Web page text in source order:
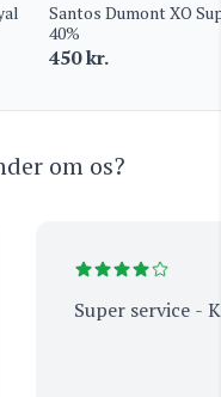
Santos Dumont XO
40%
450kr.
om os?
Super service -